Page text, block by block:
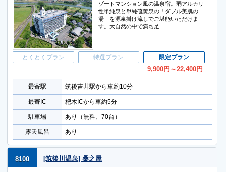
ゾートマンション風の温泉宿。弱アルカリ
性単純泉と単純硫黄泉の「ダブル美肌の
湯」を源泉掛け流しでご堪能いただけま
す。大自然の中で満ち足…
とくとくプラン 特選プラン 限定プラン
9,900円 ～22,400円
最寄駅 筑後吉井駅から車約10分
最寄IC 杷木ICから車約5分
駐車場 あり（無料、70台）
露天風呂 あり
8100 [筑後川温泉] 桑之屋